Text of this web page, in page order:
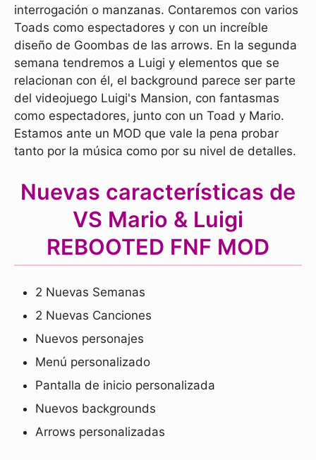
interrogación o manzanas. Contaremos con varios
Toads como espectadores y con un increíble
diseño de Goombas de las arrows. En la segunda
semana tendremos a Luigi y elementos que se
relacionan con él, el background parece ser parte
del videojuego Luigi's Mansion, con fantasmas
como espectadores, junto con un Toad y Mario.
Estamos ante un MOD que vale la pena probar
tanto por la música como por su nivel de detalles.
Nuevas características de
VS Mario & Luigi
REBOOTED FNF MOD
2 Nuevas Semanas
2 Nuevas Canciones
Nuevos personajes
Menú personalizado
Pantalla de inicio personalizada
Nuevos backgrounds
Arrows personalizadas